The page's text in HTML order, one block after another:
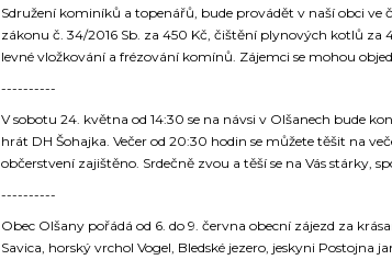
Sdružení kominíků a topenářů, bude provádět v naší obci
zákonu č. 34/2016 Sb. za 450 Kč, čištění plynových kotlů
levné vložkování a frézování komínů. Zájemci se mohou
----------
V sobotu 24. května od 14:30 se na návsi v Olšanech bude
hrát DH Šohajka. Večer od 20:30 hodin se můžete těšit na
občerstvení zajištěno. Srdečně zvou a těší se na Vás stárky,
----------
Obec Olšany pořádá od 6. do 9. června obecní zájezd za
Savica, horský vrchol Vogel, Bledské jezero, jeskyni Postojna